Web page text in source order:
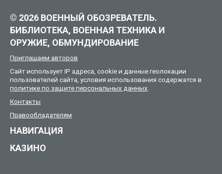
© 2026 ВОЕННЫЙ ОБОЗРЕВАТЕЛЬ.
БИБЛИОТЕКА, ВОЕННАЯ ТЕХНИКА И
ОРУЖИЕ, ОБМУНДИРОВАНИЕ
Приглашаем авторов
Сайт использует IP адреса, cookie и данные геолокации
пользователей сайта, условия использования содержатся в
политике по защите персональных данных
Контакты
Правообладателям
НАВИГАЦИЯ
КАЗИНО